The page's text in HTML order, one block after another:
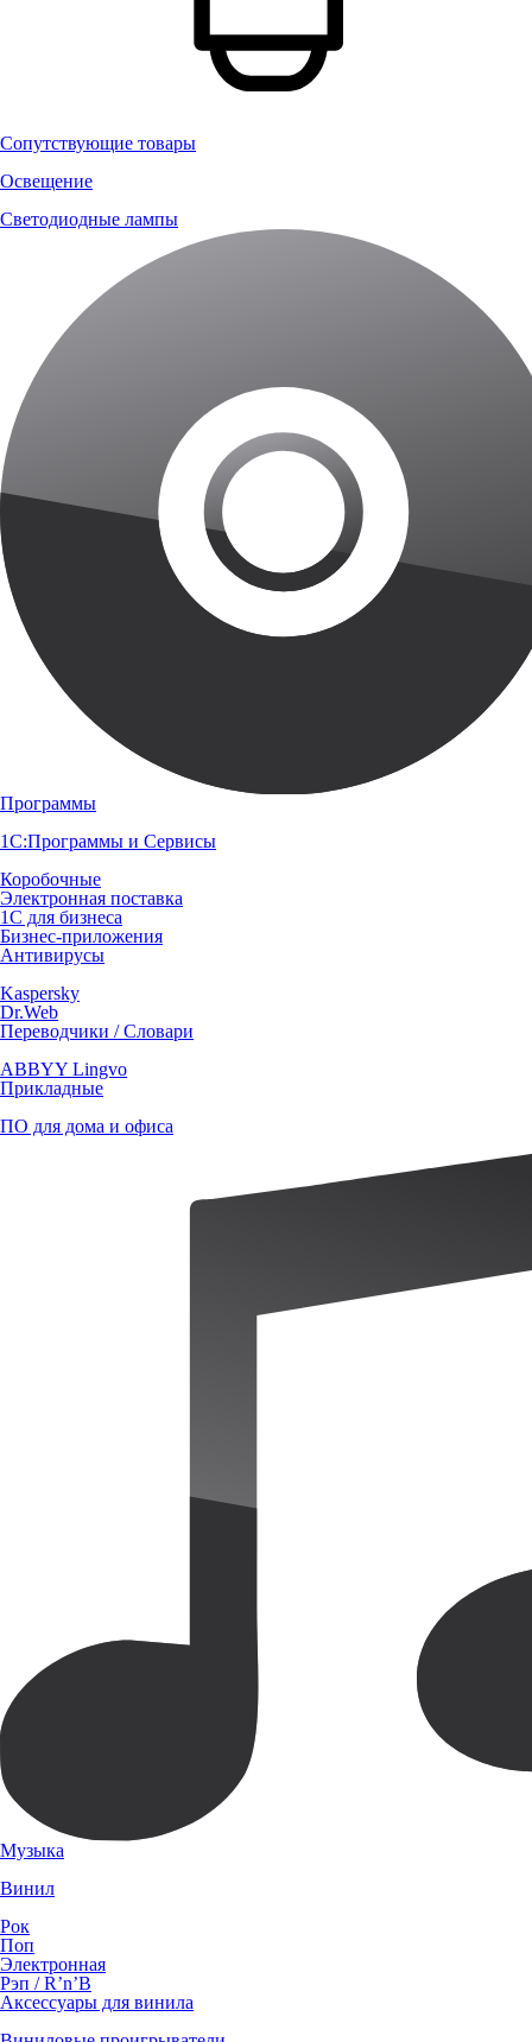
Сопутствующие товары
Освещение
Светодиодные лампы
Программы
1С:Программы и Сервисы
Коробочные
Электронная поставка
1С для бизнеса
Бизнес-приложения
Антивирусы
Kaspersky
Dr.Web
Переводчики / Словари
ABBYY Lingvo
Прикладные
ПО для дома и офиса
Музыка
Винил
Рок
Поп
Электронная
Рэп / R’n’B
Аксессуары для винила